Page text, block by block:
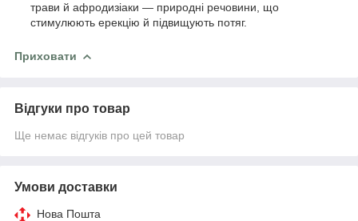
трави й афродизіаки — природні речовини, що
стимулюють ерекцію й підвищують потяг.
Приховати
Відгуки про товар
Ще немає відгуків про цей товар
Умови доставки
Нова Пошта